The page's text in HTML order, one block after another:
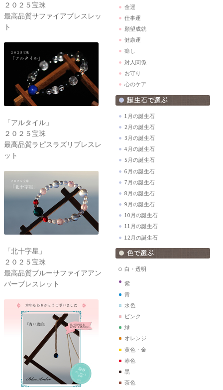
２０２５宝珠
最高品質サファイアブレスレッ
ト
「アルタイル」
２０２５宝珠
最高品質ラピスラズリブレスレ
ット
「北十字星」
２０２５宝珠
最高品質ブルーサファイアアン
バーブレスレット
金運
仕事運
願望成就
健康運
癒し
対人関係
お守り
心のケア
1月の誕生石
2月の誕生石
3月の誕生石
4月の誕生石
5月の誕生石
6月の誕生石
7月の誕生石
8月の誕生石
9月の誕生石
10月の誕生石
11月の誕生石
12月の誕生石
白・透明
紫
青
水色
ピンク
緑
オレンジ
黄色・金
赤色
黒
茶色